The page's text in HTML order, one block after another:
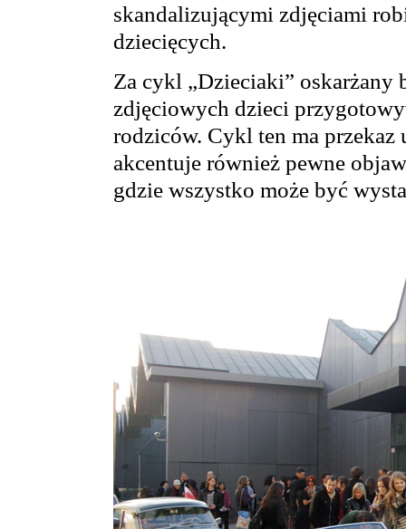
skandalizującymi zdjęciami
dziecięcych.
Za cykl „Dzieciaki” oskarżany
zdjęciowych dzieci
rodziców. Cykl ten ma przekaz
akcentuje również pewne
gdzie wszystko może być